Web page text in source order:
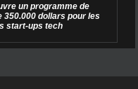
un programme de
350.000 dollars pour les
start-ups tech